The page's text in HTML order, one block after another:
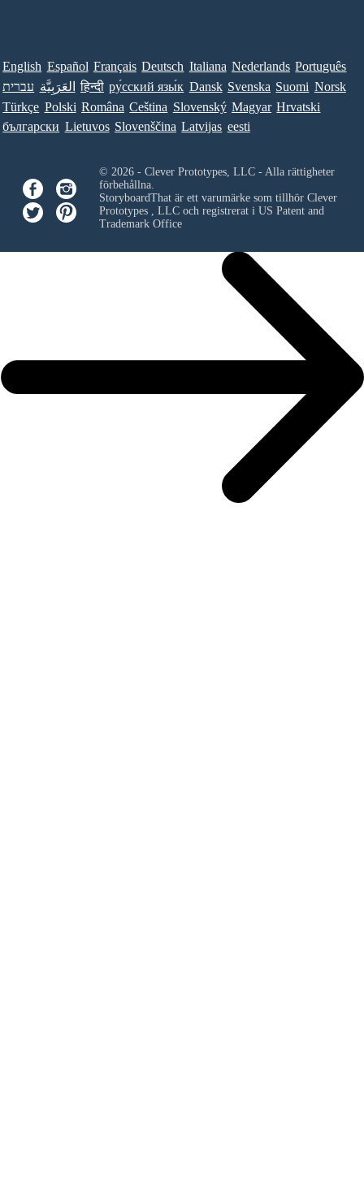
English Español Français Deutsch Italiana Nederlands Português
עברית العَرَبِيَّة हिन्दी ру́сский язы́к Dansk Svenska Suomi Norsk
Türkçe Polski Româna Ceština Slovenský Magyar Hrvatski
български Lietuvos Slovenščina Latvijas eesti
© 2026 - Clever Prototypes, LLC - Alla rättigheter
förbehållna.
StoryboardThat är ett varumärke som tillhör Clever
Prototypes , LLCoch registrerat i US Patent and
Trademark Office